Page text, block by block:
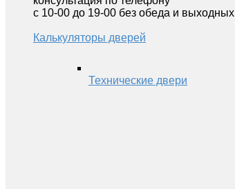
с 10-00 до 19-00 без обеда и выходных
Калькуляторы дверей
Технические двери